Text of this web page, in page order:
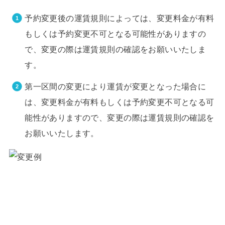
予約変更後の運賃規則によっては、変更料金が有料
もしくは予約変更不可となる可能性がありますの
で、変更の際は運賃規則の確認をお願いいたしま
す。
第一区間の変更により運賃が変更となった場合に
は、変更料金が有料もしくは予約変更不可となる可
能性がありますので、変更の際は運賃規則の確認を
お願いいたします。